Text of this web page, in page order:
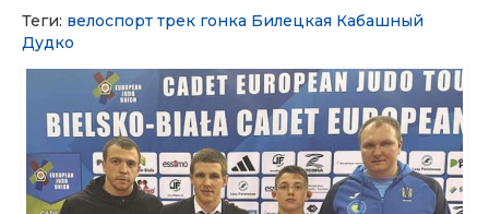
Теги: велоспорт трек гонка Билецкая Кабашный
Дудко